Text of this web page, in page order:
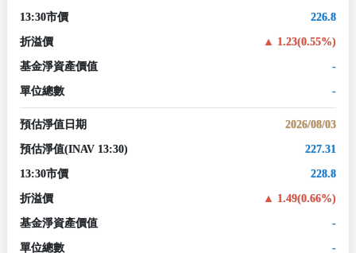
13:30市價 226.8
折溢價 1.23(0.55%)
基金淨資產價值 -
單位總數 -
預估淨值日期 2026/08/03
預估淨值(INAV 13:30) 227.31
13:30市價 228.8
折溢價 1.49(0.66%)
基金淨資產價值 -
單位總數 -